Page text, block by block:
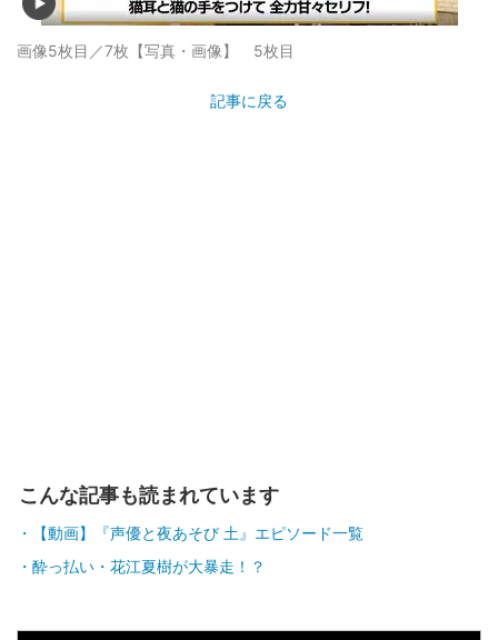
画像5枚目／7枚 【写真・画像】 5枚目
記事に戻る
こんな記事も読まれています
【動画】『声優と夜あそび 土』エピソード一覧
酔っ払い・花江夏樹が大暴走！？